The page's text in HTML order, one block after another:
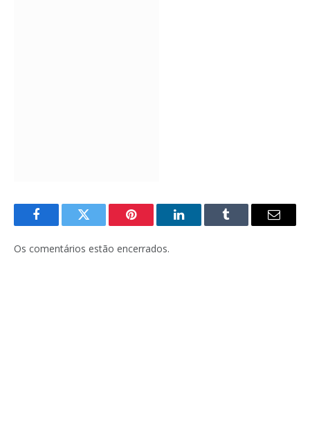
FacebookTwitter Pinterest LinkedInTumblr
E-
Os comentários estão encerrados.